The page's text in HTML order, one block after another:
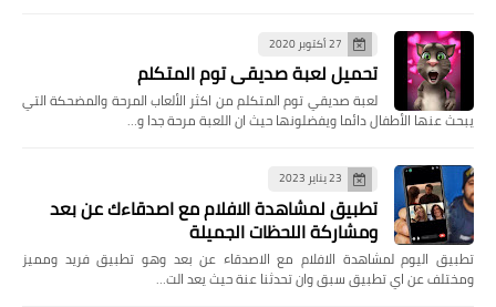
27 أكتوبر 2020
تحميل لعبة صديقي توم المتكلم
لعبة صديقي توم المتكلم من اكثر الألعاب المرحة والمضحكة التي
يبحث عنها الأطفال دائما ويفضلونها حيث ان اللعبة مرحة جدا و…
23 يناير 2023
تطبيق لمشاهدة الافلام مع اصدقاءك عن بعد
ومشاركة اللحظات الجميلة
تطبيق اليوم لمشاهدة الافلام مع الاصدقاء عن بعد وهو تطبيق فريد ومميز
ومختلف عن اي تطبيق سبق وان تحدثنا عنة حيث يعد الت…